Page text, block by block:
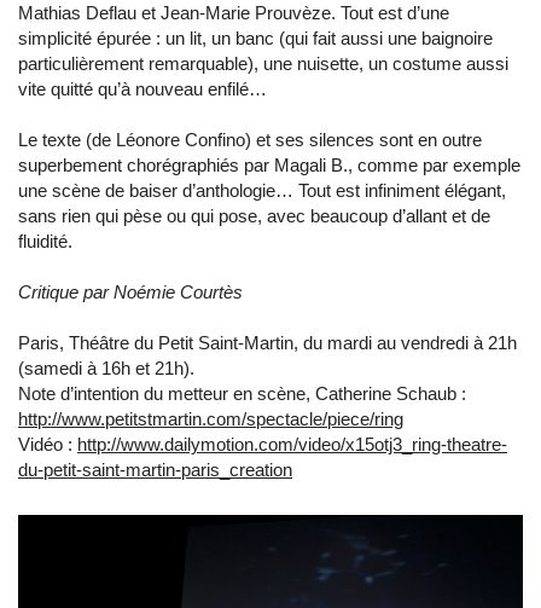
Mathias Deflau et Jean-Marie Prouvèze. Tout est d’une
simplicité épurée : un lit, un banc (qui fait aussi une baignoire
particulièrement remarquable), une nuisette, un costume aussi
vite quitté qu’à nouveau enfilé…
Le texte (de Léonore Confino) et ses silences sont en outre
superbement chorégraphiés par Magali B., comme par exemple
une scène de baiser d’anthologie… Tout est infiniment élégant,
sans rien qui pèse ou qui pose, avec beaucoup d’allant et de
fluidité.
Critique par Noémie Courtès
Paris, Théâtre du Petit Saint-Martin, du mardi au vendredi à 21h
(samedi à 16h et 21h).
Note d’intention du metteur en scène, Catherine Schaub :
http://www.petitstmartin.com/spectacle/piece/ring
Vidéo : http://www.dailymotion.com/video/x15otj3_ring-theatre-
du-petit-saint-martin-paris_creation